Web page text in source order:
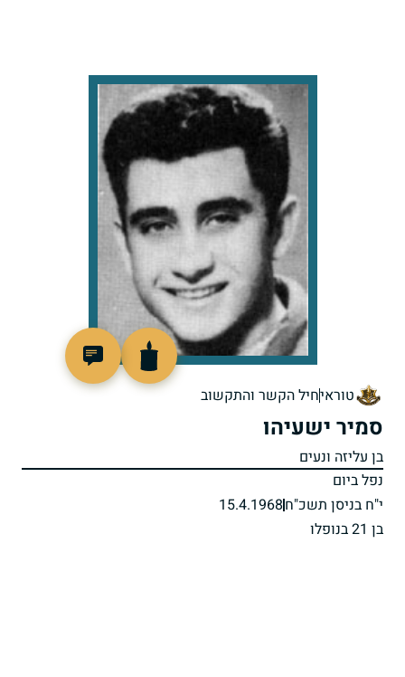
טוראיחיל הקשר והתקשוב
סמיר ישעיהו
בן עליזה ונעים
נפל ביום
י"ח בניסן תשכ"ח15.4.1968
בן 21 בנופלו